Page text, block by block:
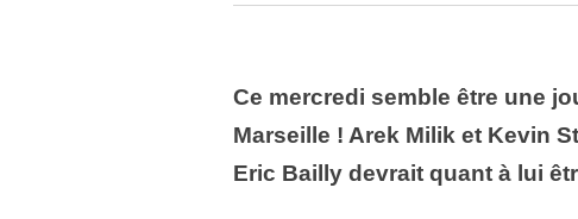
Ce mercredi semble être une
Marseille ! Arek Milik et Kevin
Eric Bailly devrait quant à lui